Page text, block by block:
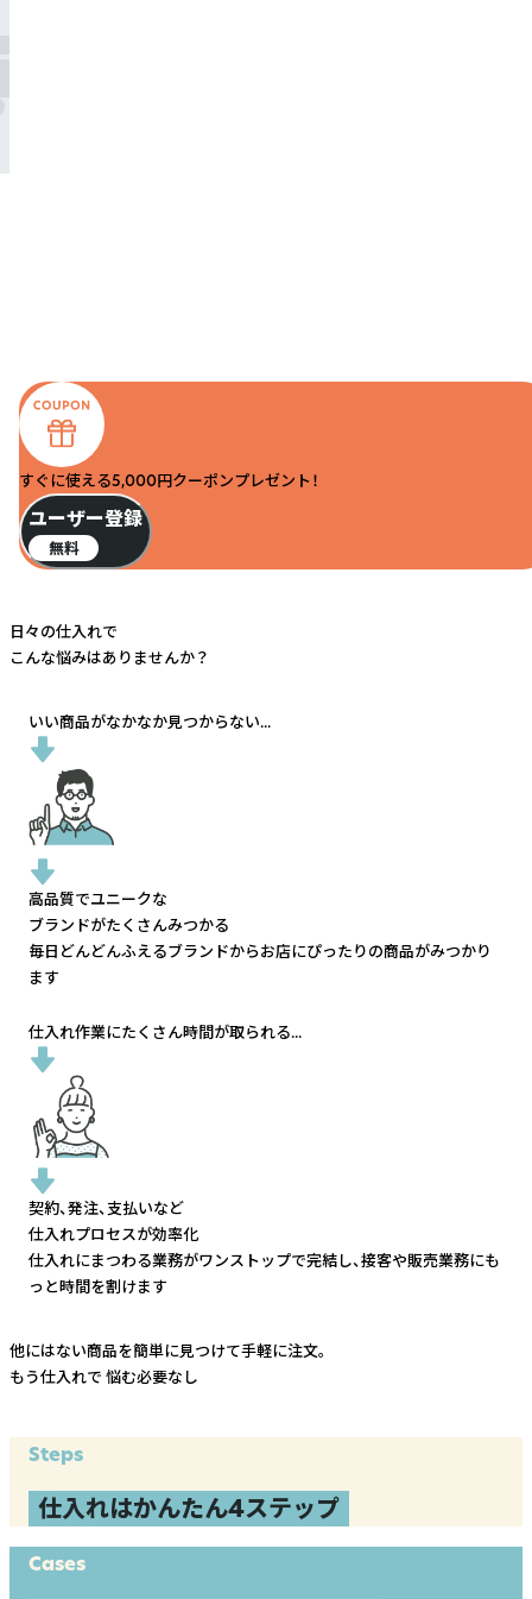
すぐに使える5,000円クーポンプレゼント！
ユーザー登録
無料
日々の仕入れで
こんな悩みはありませんか？
いい商品がなかなか見つからない...
高品質でユニークな
ブランドがたくさんみつかる
毎日どんどんふえるブランドからお店にぴったりの商品がみつかり
ます
仕入れ作業にたくさん時間が取られる...
契約、発注、支払いなど
仕入れプロセスが効率化
仕入れにまつわる業務がワンストップで完結し、接客や販売業務にも
っと時間を割けます
他にはない商品を簡単に見つけて手軽に注文。
もう仕入れで 悩む必要なし
Steps
仕入れはかんたん4ステップ
Cases